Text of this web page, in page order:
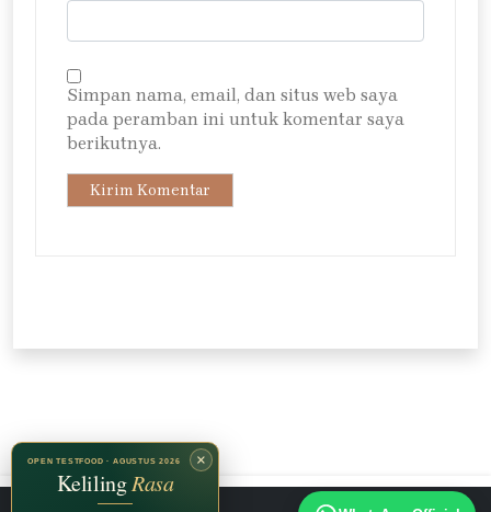
Simpan nama, email, dan situs web saya
pada peramban ini untuk komentar saya
berikutnya.
×
OPEN TESTFOOD · AGUSTUS 2026
KelilingRasa